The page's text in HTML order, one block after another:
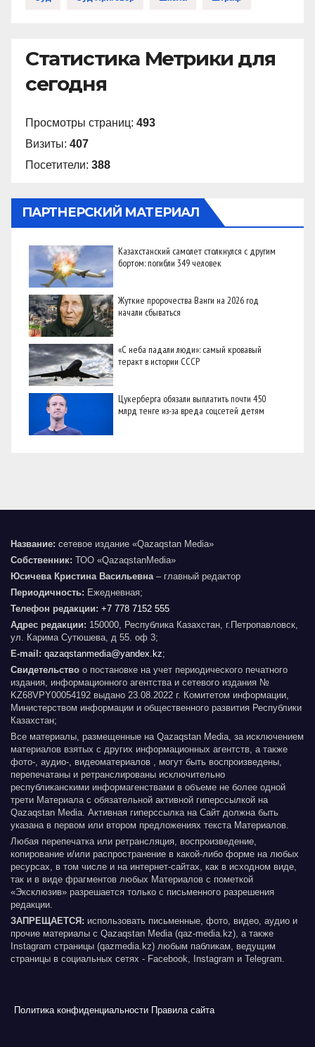
Статистика Метрики для
сегодня
Просмотры страниц: 493
Визиты: 407
Посетители: 388
ПАРТНЕРСКИЙ МАТЕРИАЛ
Казахстанский самолет столкнулся с другим
бортом: погибли 349 человек
Жуткие пророчества Ванги на 2026 год
начали сбываться
«С неба падали люди»: самый кровавый
теракт в истории СССР
Цукерберга обязали выплатить почти 450
млрд тенге из-за вреда соцсетей детям
Название: сетевое издание «Qazaqstan Media»
Собственник: ТОО «QazaqstanMedia»
Юсичева Кристина Васильевна – главный редактор
Периодичность: Ежедневная;
Телефон редакции: +7 778 7152 555
Адрес редакции: 150000, Республика Казахстан, г.Петропавловск,
ул. Карима Сутюшева, д 55. оф 3;
E-mail: qazaqstanmedia@yandex.kz;
Свидетельство о постановке на учет периодического печатного
издания, информационного агентства и сетевого издания №
KZ68VPY00054192 выдано 23.08.2022 г. Комитетом информации,
Министерством информации и общественного развития Республики
Казахстан;
Все материалы, размещенные на Qazaqstan Media, за исключением
материалов взятых с других информационных агентств, а также
фото-, аудио-, видеоматериалов , могут быть воспроизведены,
перепечатаны и ретранслированы исключительно
республиканскими информагенствами в объеме не более одной
трети Материала с обязательной активной гиперссылкой на
Qazaqstan Media. Активная гиперссылка на Сайт должна быть
указана в первом или втором предложениях текста Материалов.
Любая перепечатка или ретрансляция, воспроизведение,
копирование и/или распространение в какой-либо форме на любых
ресурсах, в том числе и на интернет-сайтах, как в исходном виде,
так и в виде фрагментов любых Материалов с пометкой
«Эксклюзив» разрешается только с письменного разрешения
редакции.
ЗАПРЕЩАЕТСЯ: использовать письменные, фото, видео, аудио и
прочие материалы с Qazaqstan Media (qaz-media.kz), а также
Instagram страницы (qazmedia.kz) любым пабликам, ведущим
страницы в социальных сетях - Facebook, Instagram и Telegram.
Политика конфиденциальности Правила сайта